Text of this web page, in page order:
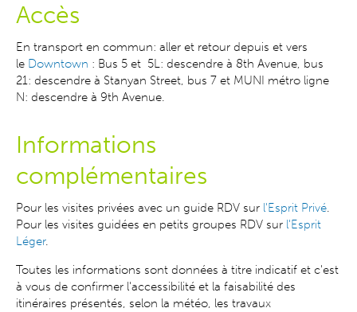
Accès
En transport en commun: aller et retour depuis et vers
le Downtown : Bus 5 et 5L: descendre à 8th Avenue, bus
21: descendre à Stanyan Street, bus 7 et MUNI métro ligne
N: descendre à 9th Avenue.
Informations
complémentaires
Pour les visites privées avec un guide RDV sur l'Esprit Privé.
Pour les visites guidées en petits groupes RDV sur l'Esprit
Léger.
Toutes les informations sont données à titre indicatif et c'est
à vous de confirmer l'accessibilité et la faisabilité des
itinéraires présentés, selon la météo, les travaux